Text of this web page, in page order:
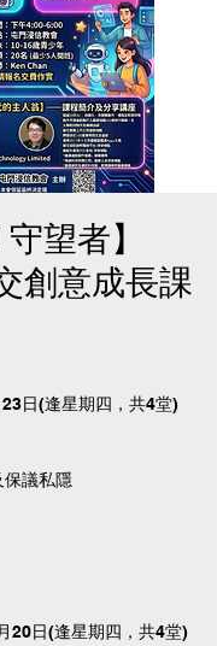
望者】
意成長課
日(逢星期四，共4堂)
議私隱
20日(逢星期四，共4堂)